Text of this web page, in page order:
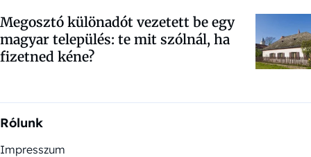
Megosztó különadót vezetett be egy
magyar település: te mit szólnál, ha
fizetned kéne?
Rólunk
Impresszum